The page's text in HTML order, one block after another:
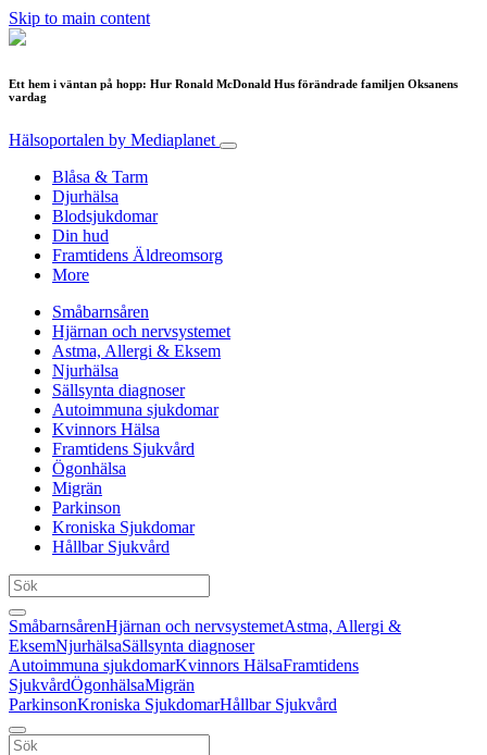
Skip to main content
Ett hem i väntan på hopp: Hur Ronald McDonald Hus förändrade familjen Oksanens
vardag
Hälsoportalen by Mediaplanet
Blåsa & Tarm
Djurhälsa
Blodsjukdomar
Din hud
Framtidens Äldreomsorg
More
Småbarnsåren
Hjärnan och nervsystemet
Astma, Allergi & Eksem
Njurhälsa
Sällsynta diagnoser
Autoimmuna sjukdomar
Kvinnors Hälsa
Framtidens Sjukvård
Ögonhälsa
Migrän
Parkinson
Kroniska Sjukdomar
Hållbar Sjukvård
SmåbarnsårenHjärnan och nervsystemetAstma, Allergi &
EksemNjurhälsaSällsynta diagnoser
Autoimmuna sjukdomarKvinnors HälsaFramtidens
SjukvårdÖgonhälsaMigrän
ParkinsonKroniska SjukdomarHållbar Sjukvård